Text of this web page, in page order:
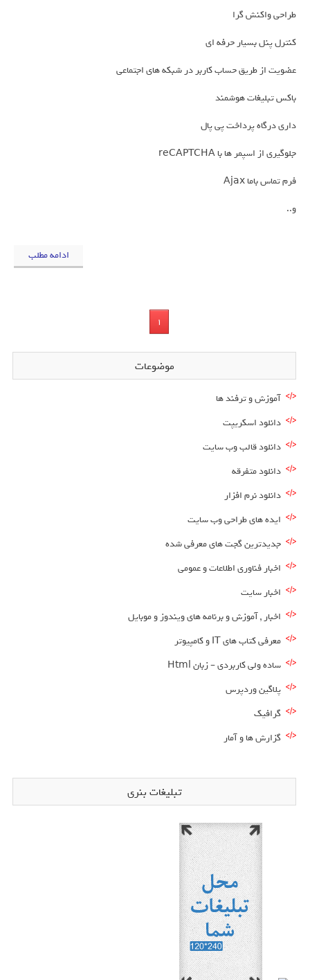
طراحی واکنش گرا
کنترل پنل بسیار حرفه ای
عضویت از طریق حساب کاربر در شبکه های اجتماعی
باکس تبلیغات هوشمند
داری درگاه پرداخت پی پال
جلوگیری از اسپمر ها با reCAPTCHA
فرم تماس باما Ajax
و..
ادامه مطلب
1
موضوعات
آموزش و ترفند ها
دانلود اسکریپت
دانلود قالب وب سایت
دانلود متفرقه
دانلود نرم افزار
ایده های طراحی وب سایت
جدیدترین گجت های معرفی شده
اخبار فناوری اطلاعات و عمومی
اخبار سایت
اخبار , آموزش و برنامه های ویندوز و موبایل
معرفی کتاب های IT و کامپیوتر
ساده ولی کاربردی – زبان Html
پلاگین وردپرس
گرافیک
گزارش ها و آمار
تبلیغات بنری